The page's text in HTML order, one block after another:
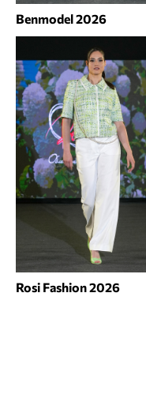
Benmodel 2026
Rosi Fashion 2026